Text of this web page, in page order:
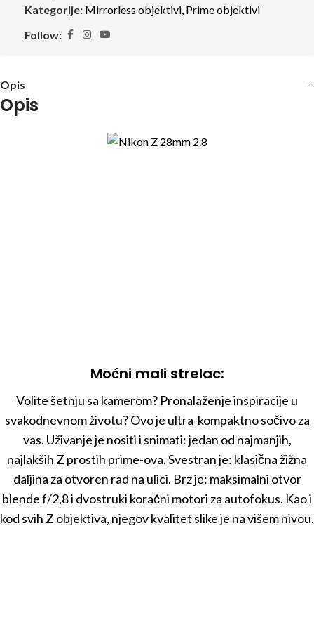
Kategorije: Mirrorless objektivi, Prime objektivi
Follow:
Opis
Opis
Moćni mali strelac:
Volite šetnju sa kamerom? Pronalaženje inspiracije u
svakodnevnom životu? Ovo je ultra-kompaktno sočivo za
vas. Uživanje je nositi i snimati: jedan od najmanjih,
najlakših Z prostih prime-ova. Svestran je: klasična žižna
daljina za otvoren rad na ulici. Brz je: maksimalni otvor
blende f/2,8 i dvostruki koračni motori za autofokus. Kao i
kod svih Z objektiva, njegov kvalitet slike je na višem nivou.